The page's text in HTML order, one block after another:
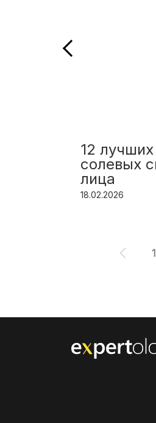
12
солевых
лица
18.02.2026
1